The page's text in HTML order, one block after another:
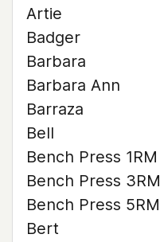
Artie
Badger
Barbara
Barbara Ann
Barraza
Bell
Bench Press 1RM
Bench Press 3RM
Bench Press 5RM
Bert